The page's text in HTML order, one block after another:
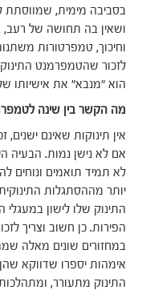
בסביבה מימית, שמווסתת
ושאין בה תחושה של
וחיכוך, טמפרטורות
לזכור שהטמפרמנט
הוא "מנבא" את אישיותו
מה הקשר בין שינה
אין תינוקות שאינם ישנים,
אם לא נישן נמות. הבעיה
לא תמיד תואמים ונוחים
יותר מההסתגלות
התינוק שלו לישון במעגלי
הפירות. כן חשוב וצריך
במחזורים שונים מאלה
אימהות יספרו שדווקא
התינוק מתעורר,